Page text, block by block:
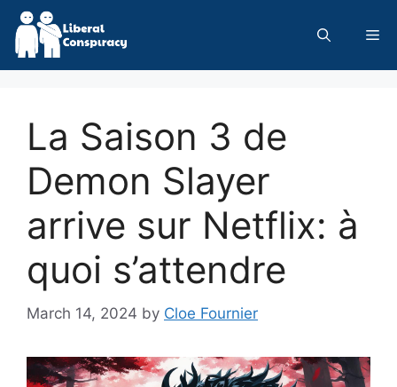
Skip
content
La Saison 3 de
Demon Slayer
arrive sur Netflix: à
quoi s’attendre
March 14, 2024 by Cloe Fournier